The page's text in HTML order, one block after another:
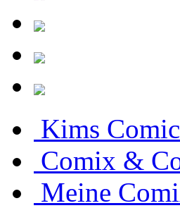
Kims
Comix &
Meine